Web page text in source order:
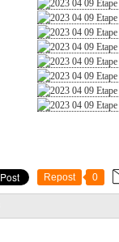
Repost 0